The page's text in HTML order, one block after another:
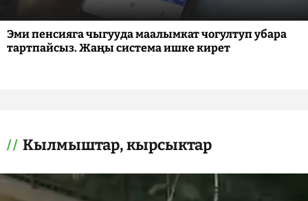
Эми пенсияга чыгууда маалымкат чогултуп убара
тартпайсыз. Жаңы система ишке кирет
Кылмыштар, кырсыктар